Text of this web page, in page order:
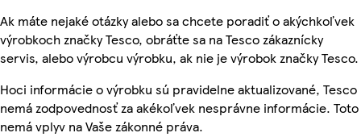
Ak máte nejaké otázky alebo sa chcete poradiť o akýchkoľvek
výrobkoch značky Tesco, obráťte sa na Tesco zákaznícky
servis, alebo výrobcu výrobku, ak nie je výrobok značky Tesco.
Hoci informácie o výrobku sú pravidelne aktualizované, Tesco
nemá zodpovednosť za akékoľvek nesprávne informácie. Toto
nemá vplyv na Vaše zákonné práva.